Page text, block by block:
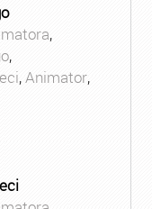
,
,
,Animator,